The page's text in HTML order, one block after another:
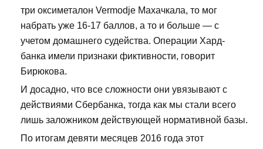
три оксиметалон Vermodje Махачкала, то мог
набрать уже 16-17 баллов, а то и больше — с
учетом домашнего судейства. Операции Хард-
банка имели признаки фиктивности, говорит
Бирюкова.
И досадно, что все сложности они увязывают с
действиями Сбербанка, тогда как мы стали всего
лишь заложником действующей нормативной базы.
По итогам девяти месяцев 2016 года этот